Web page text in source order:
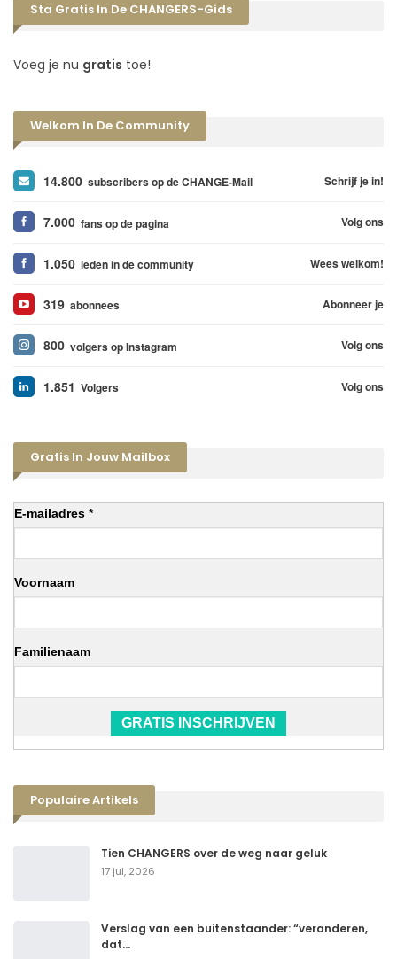
Sta Gratis In De CHANGERS-Gids
Voeg je nu gratis toe!
Welkom In De Community
14.800 subscribers op de CHANGE-Mail Schrijf je in!
7.000 fans op de pagina Volg ons
1.050 leden in de community Wees welkom!
319 abonnees Abonneer je
800 volgers op Instagram Volg ons
1.851 Volgers Volg ons
Gratis In Jouw Mailbox
E-mailadres *
Voornaam
Familienaam
GRATIS INSCHRIJVEN
Populaire Artikels
Tien CHANGERS over de weg naar geluk
17 jul, 2026
Verslag van een buitenstaander: “veranderen,
dat…